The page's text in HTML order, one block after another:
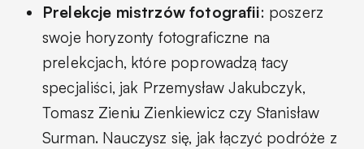
Prelekcje mistrzów fotografii: poszerz
swoje horyzonty fotograficzne na
prelekcjach, które poprowadzą tacy
specjaliści, jak Przemysław Jakubczyk,
Tomasz Zieniu Zienkiewicz czy Stanisław
Surman. Nauczysz się, jak łączyć podróże z